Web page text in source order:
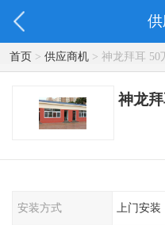
首页> 供应商机> 神龙拜耳 50
神龙
安装方式 上门安装